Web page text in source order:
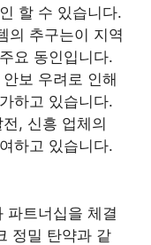
할 수 있습니다.
의 추구는이 지역
요 동인입니다.
보 우려로 인해
하고 있습니다.
, 신흥 업체의
하고 있습니다.
파트너십을 체결
정밀 탄약과 같